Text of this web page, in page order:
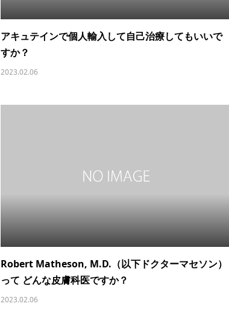
アキュテインで個人輸入して自己治療してもいいで
すか？
2023.02.06
Robert Matheson, M.D.（以下ドクターマセソン）
って どんな皮膚科医ですか？
2023.02.06